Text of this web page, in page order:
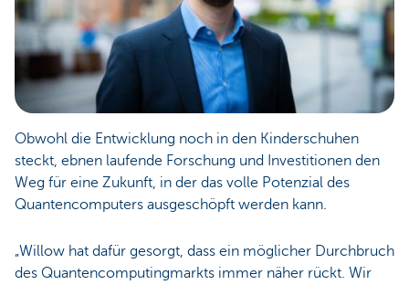
Obwohl die Entwicklung noch in den Kinderschuhen
steckt, ebnen laufende Forschung und Investitionen den
Weg für eine Zukunft, in der das volle Potenzial des
Quantencomputers ausgeschöpft werden kann.
„Willow hat dafür gesorgt, dass ein möglicher Durchbruch
des Quantencomputingmarkts immer näher rückt. Wir